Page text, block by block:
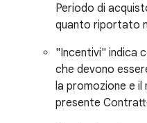
Periodo di
quanto riportato
"Incentivi" indica
che devono
la promozione e il
presente